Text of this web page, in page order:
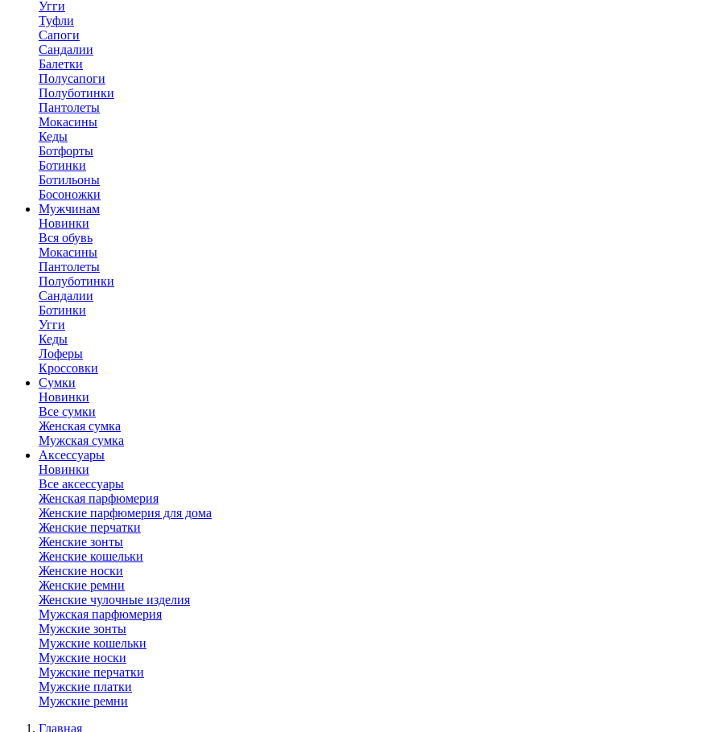
Угги
Туфли
Сапоги
Сандалии
Балетки
Полусапоги
Полуботинки
Пантолеты
Мокасины
Кеды
Ботфорты
Ботинки
Ботильоны
Босоножки
Мужчинам
Новинки
Вся обувь
Мокасины
Пантолеты
Полуботинки
Сандалии
Ботинки
Угги
Кеды
Лоферы
Кроссовки
Сумки
Новинки
Все сумки
Женская сумка
Мужская сумка
Аксессуары
Новинки
Все аксессуары
Женская парфюмерия
Женские парфюмерия для дома
Женские перчатки
Женские зонты
Женские кошельки
Женские носки
Женские ремни
Женские чулочные изделия
Мужская парфюмерия
Мужские зонты
Мужские кошельки
Мужские носки
Мужские перчатки
Мужские платки
Мужские ремни
Главная